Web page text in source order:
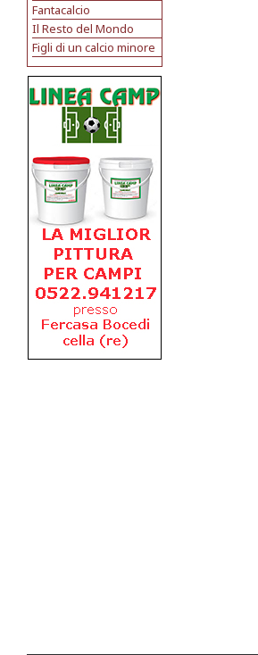
Fantacalcio
Il Resto del Mondo
Figli di un calcio minore